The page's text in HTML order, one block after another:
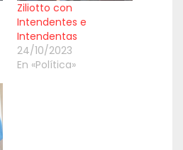
Ziliotto con
Intendentes e
Intendentas
24/10/2023
En «Política»